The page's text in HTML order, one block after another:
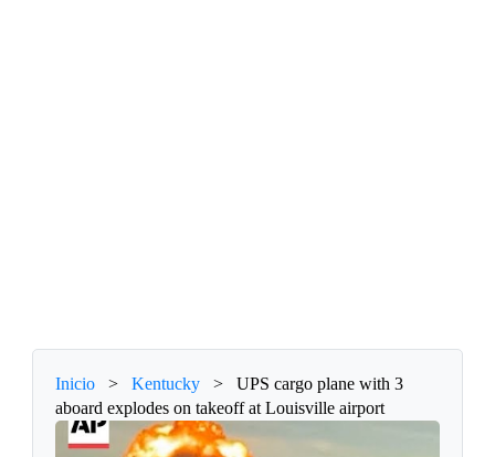
Inicio > Kentucky >
UPS cargo plane with 3
aboard explodes on takeoff at Louisville airport